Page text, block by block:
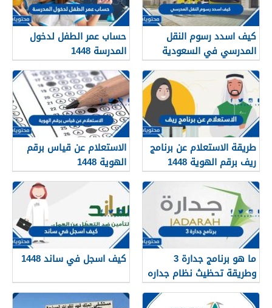
كيف اسدد رسوم النقل
المدرسي في السعودية
1448
حساب عمر الطفل لدخول
المدرسة 1448
طريقة الاستعلام عن برنامج
ريف برقم الهوية 1448
الاستعلام عن قياس برقم
الهوية 1448
services.qiyas.sa
ما هو برنامج جدارة 3
وطريقة تحظيث نظام جداره
1448
كيف اسجل في ساند 1448